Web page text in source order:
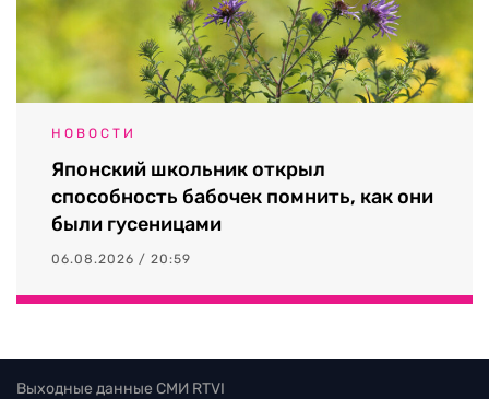
НОВОСТИ
Японский школьник открыл
способность бабочек помнить, как они
были гусеницами
06.08.2026 / 20:59
Выходные данные СМИ RTVI